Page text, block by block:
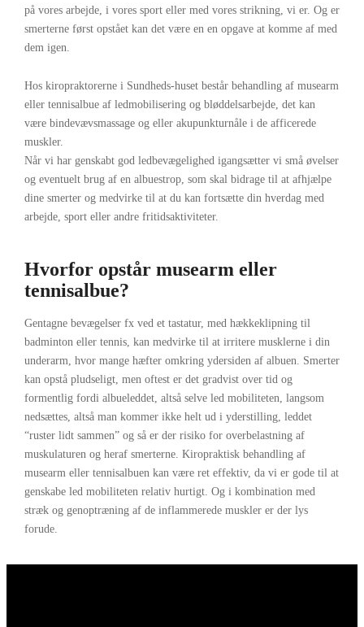
på vores arbejde, i vores sport eller med vores strikning, vi er. Og er
smerterne først opstået kan det være en en opgave at komme af med
dem igen.
Hos kiropraktorerne i Sundheds-huset består behandling af musearm
eller tennisalbue af ledmobilisering og bløddelsarbejde, det kan
være bindevævsmassage og eller akupunkturnåle i de afficerede
muskler.
Når vi har genskabt god ledbevægelighed igangsætter vi små øvelser
og eventuelt brug af en albuestrop, som skal bidrage til at afhjælpe
dine smerter og medvirke til at du kan fortsætte din hverdag med
arbejde, sport eller andre fritidsaktiviteter.
Hvorfor opstår musearm eller
tennisalbue?
Gentagne bevægelser fx ved et tastatur, med hækkeklipning til
badminton eller tennis, kan medvirke til at irritere musklerne i din
underarm, hvor mange hæfter omkring ydersiden af albuen. Smerter
kan opstå pludseligt, men oftest er det gradvist over tid og
formentlig fordi albueleddet, altså selve led mobiliteten, langsom
nedsættes, altså man kommer ikke helt ud i yderstilling, leddet
“ruster lidt sammen” og så er der risiko for overbelastning af
muskulaturen og heraf smerterne. Kiropraktisk behandling af
musearm eller tennisalbuen kan være ret effektiv, da vi er gode til at
genskabe led mobiliteten relativ hurtigt. Og i kombination med
stræk og genoptræning af de inflammerede muskler er der lys
forude.